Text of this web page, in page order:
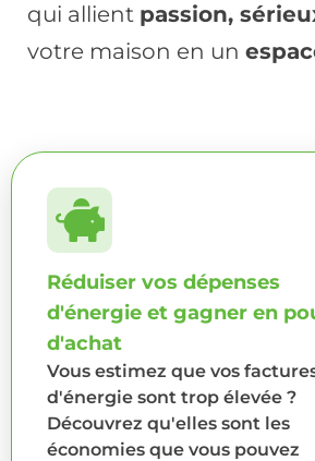
qui allient passion,
votre maison en un
Réduiser vos dépenses
d'énergie et gagner en
d'achat
Vous estimez que vos
d'énergie sont trop élevée ?
Découvrez qu'elles sont les
économies que vous pouvez